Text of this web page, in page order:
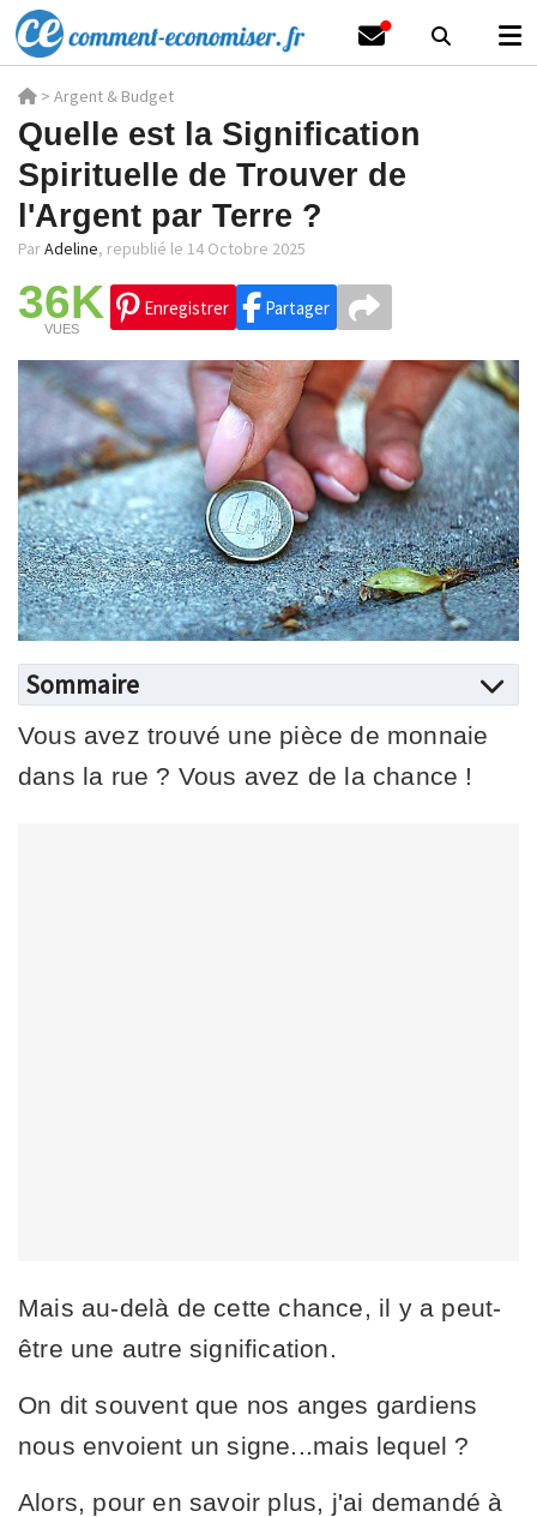
> Argent & Budget
Quelle est la Signification
Spirituelle de Trouver de
l'Argent par Terre ?
ParAdeline, republié le 14 Octobre 2025
36K
VUES
Enregistrer Partager
Sommaire
Vous avez trouvé une pièce de monnaie
dans la rue ? Vous avez de la chance !
Mais au-delà de cette chance, il y a peut-
être une autre signification.
On dit souvent que nos anges gardiens
nous envoient un signe...mais lequel ?
Alors, pour en savoir plus, j'ai demandé à